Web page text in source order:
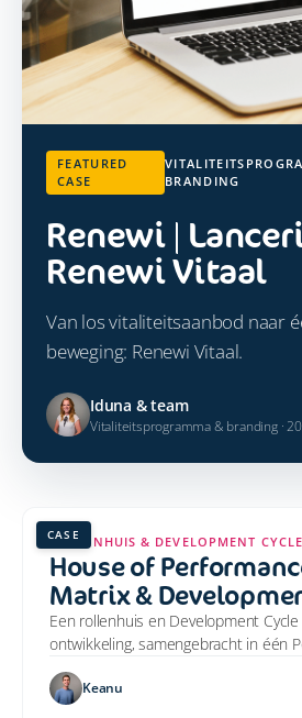
FEATURED
CASE
BRANDING
Renewi |
Renewi Vitaal
Van los vitaliteitsaanbod naar
beweging: Renewi Vitaal.
Iduna & team
Vitaliteitsprogramma & branding ·
CASE
ROLLENHUIS & DEVELOPMENT CYCLE
House of
Matrix &
Een rollenhuis en Development
ontwikkeling, samengebracht in één
Keanu